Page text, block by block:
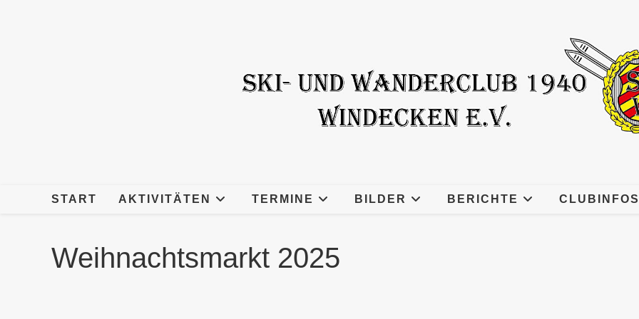
START AKTIVITÄTEN TERMINE BILDER BERICHTE CLUBINFOS
Weihnachtsmarkt 2025